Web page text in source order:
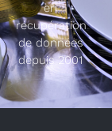
en
récupération
de données
depuis 2001